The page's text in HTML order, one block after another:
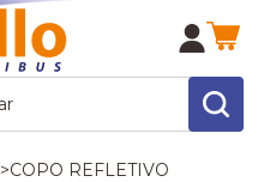
>COPO REFLETIVO